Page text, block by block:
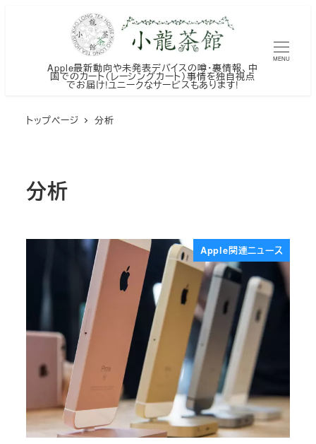
Apple最新動向や未発表デバイスの噂・裏情報、中
国でのカート（レーシングカート）事情を独自視点
でお届け!ユニークなサービスもあります!
MENU
トップページ 分析
分析
Apple関連ニュース